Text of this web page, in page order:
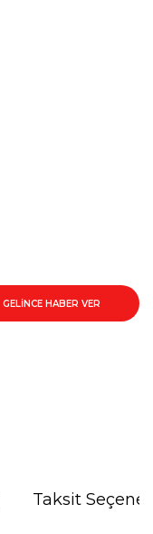
GELİNCE HABER VER
Taksit